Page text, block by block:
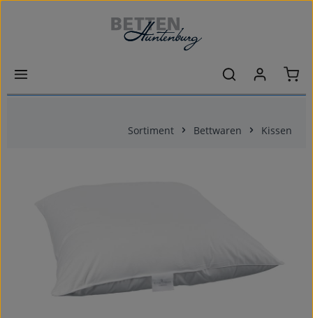
Zum Hauptinhalt springen
Sortiment Bettwaren Kissen